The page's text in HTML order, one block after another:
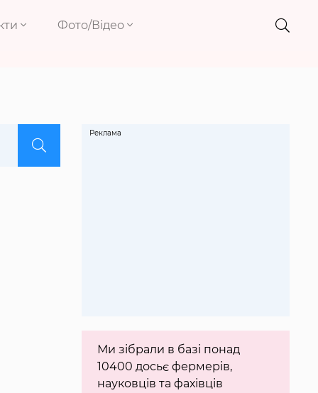
Фото/Відео
Ми зібрали в базі понад
10400 досьє фермерів,
науковців та фахівців
Реклама